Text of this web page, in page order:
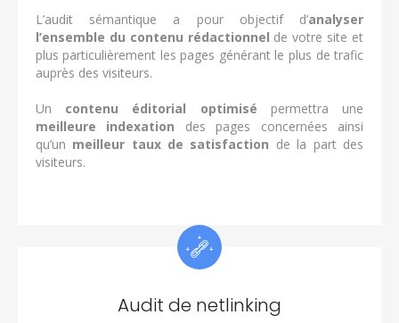
L’audit sémantique a pour objectif d’analyser
l’ensemble du contenu rédactionnel de votre site et
plus particulièrement les pages générant le plus de trafic
auprès des visiteurs.
Un contenu éditorial optimisé permettra une
meilleure indexation des pages concernées ainsi
qu’un meilleur taux de satisfaction de la part des
visiteurs.
Audit de netlinking